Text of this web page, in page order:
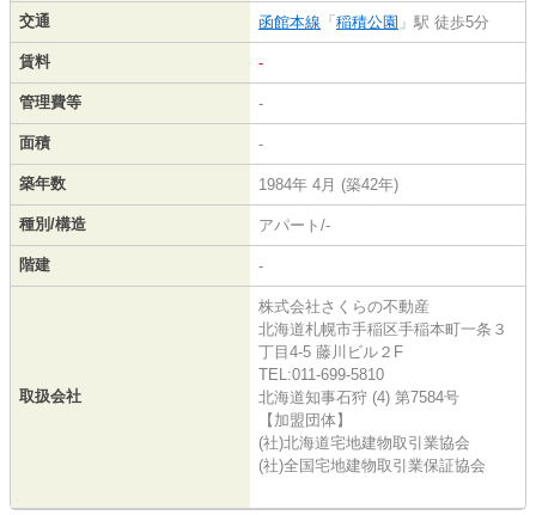
交通 函館本線 「 稲積公園 」駅 徒歩5分
賃料 -
管理費等 -
面積 -
築年数 1984年 4月 (築42年)
種別/構造 アパート/-
階建 -
取扱会社
株式会社さくらの不動産
北海道札幌市手稲区手稲本町一条３
丁目4-5 藤川ビル２F
TEL:011-699-5810
北海道知事石狩 (4) 第7584号
【加盟団体】
(社)北海道宅地建物取引業協会
(社)全国宅地建物取引業保証協会